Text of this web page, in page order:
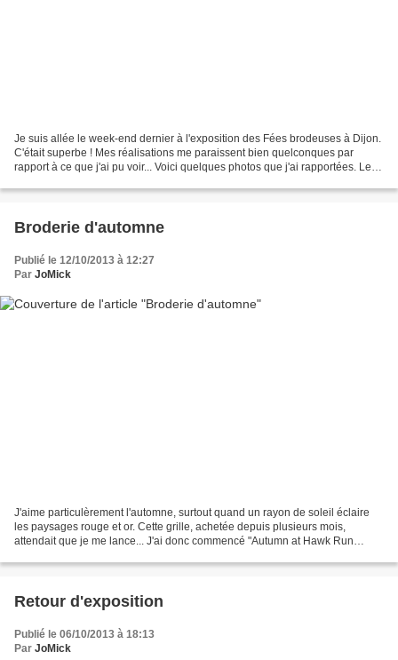
Je suis allée le week-end dernier à l'exposition des Fées brodeuses à Dijon.
C'était superbe ! Mes réalisations me paraissent bien quelconques par
rapport à ce que j'ai pu voir... Voici quelques photos que j'ai rapportées. Le
Broderie d'automne
Publié le 12/10/2013 à 12:27
Par JoMick
J'aime particulèrement l'automne, surtout quand un rayon de soleil éclaire
les paysages rouge et or. Cette grille, achetée depuis plusieurs mois,
attendait que je me lance... J'ai donc commencé "Autumn at Hawk Run
Retour d'exposition
Publié le 06/10/2013 à 18:13
Par JoMick